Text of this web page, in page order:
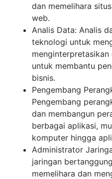
dan memelihara
web.
Analis Data: Analis
teknologi untuk
menginterpretasikan
untuk membantu
bisnis.
Pengembang
Pengembang
dan membangun
berbagai aplikasi,
komputer hingga
Administrator
jaringan
memelihara dan